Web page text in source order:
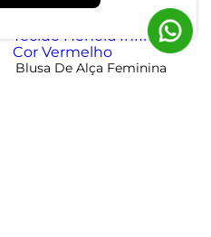
Blusa De Alça Feminina